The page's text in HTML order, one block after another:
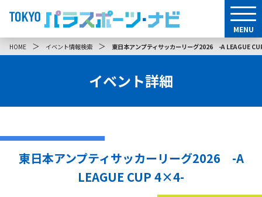
MENU
HOME ＞ イベント情報検索 ＞ 東日本アンプティサッカーリーグ2026 -A LEAGUE
イベント詳細
東日本アンプティサッカーリーグ2026 -A
LEAGUE CUP 4×4-